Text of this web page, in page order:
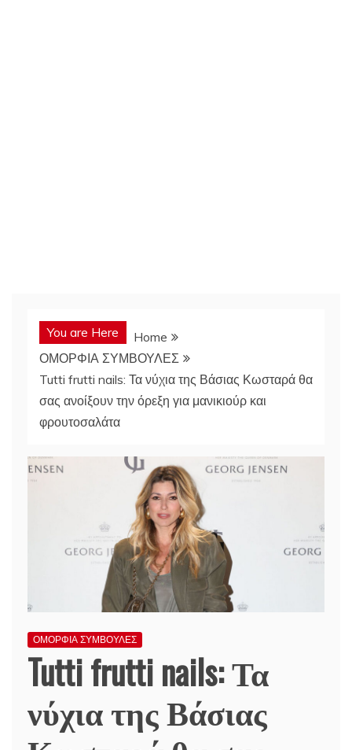
You are Here
Home
ΟΜΟΡΦΙΑ ΣΥΜΒΟΥΛΕΣ
Tutti frutti nails: Τα νύχια της Βάσιας Κωσταρά θα
σας ανοίξουν την όρεξη για μανικιούρ και
φρουτοσαλάτα
ΟΜΟΡΦΙΑ ΣΥΜΒΟΥΛΕΣ
Tutti frutti nails: Τα
νύχια της Βάσιας